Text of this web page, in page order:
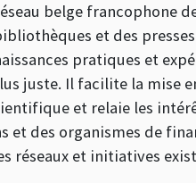
belge francophone
et des
pratiques et
juste. Il facilite la mise
et relaie les
et des organismes de
réseaux et initiatives